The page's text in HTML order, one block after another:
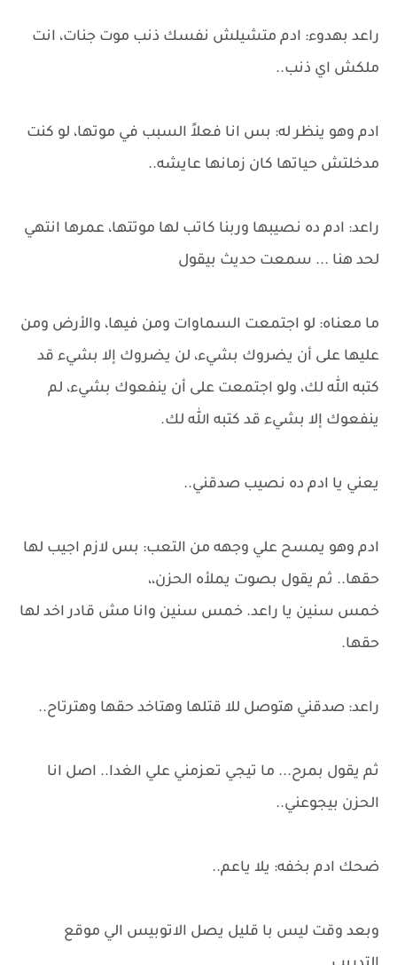
راعد بهدوء: ادم متشيلش نفسك ذنب موت جنات، انت
ملكش اي ذنب..
ادم وهو ينظر له: بس انا فعلاً السبب في موتها، لو كنت
مدخلتش حياتها كان زمانها عايشه..
راعد: ادم ده نصيبها وربنا كاتب لها موتتها، عمرها انتهي
لحد هنا ... سمعت حديث بيقول
ما معناه: لو اجتمعت السماوات ومن فيها، والأرض ومن
عليها على أن يضروك بشيء، لن يضروك إلا بشيء قد
كتبه الله لك، ولو اجتمعت على أن ينفعوك بشيء، لم
ينفعوك إلا بشيء قد كتبه الله لك.
يعني يا ادم ده نصيب صدقني..
ادم وهو يمسح علي وجهه من التعب: بس لازم اجيب لها
حقها.. ثم يقول بصوت يملأه الحزن،،
خمس سنين يا راعد. خمس سنين وانا مش قادر اخد لها
حقها.
راعد: صدقني هتوصل للا قتلها وهتاخد حقها وهترتاح..
ثم يقول بمرح... ما تيجي تعزمني علي الغدا.. اصل انا
الحزن بيجوعني..
ضحك ادم بخفه: يلا ياعم..
وبعد وقت ليس با قليل يصل الاتوبيس الي موقع